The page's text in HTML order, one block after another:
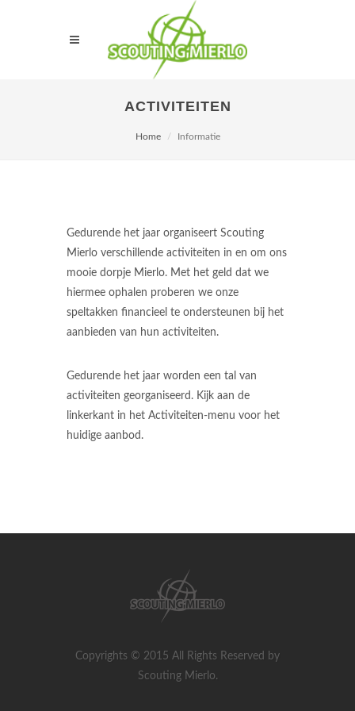
ACTIVITEITEN
Home Informatie
Gedurende het jaar organiseert Scouting
Mierlo verschillende activiteiten in en om ons
mooie dorpje Mierlo. Met het geld dat we
hiermee ophalen proberen we onze
speltakken financieel te ondersteunen bij het
aanbieden van hun activiteiten.
Gedurende het jaar worden een tal van
activiteiten georganiseerd. Kijk aan de
linkerkant in het Activiteiten-menu voor het
huidige aanbod.
Copyrights © 2015 All Rights Reserved by
Scouting Mierlo.